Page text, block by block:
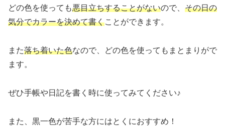
どの色を使っても悪目立ちすることがないので、 その日の
気分でカラーを決めて書くことができます。
また落ち着いた色なので、どの色を使ってもまとまりがで
ます。
ぜひ手帳や日記を書く時に使ってみてください♪
また、黒一色が苦手な方にはとくにおすすめ！